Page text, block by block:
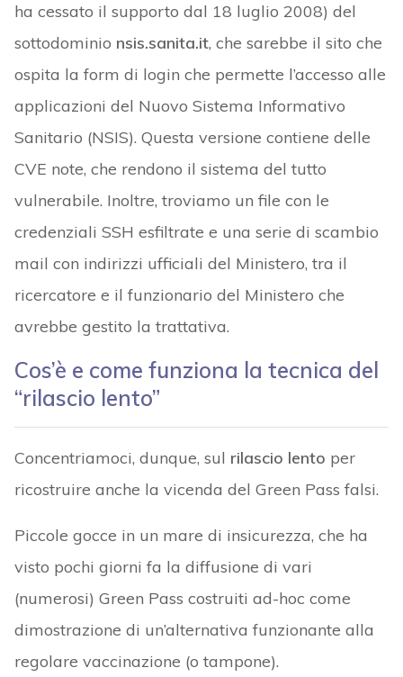
ha cessato il supporto dal 18 luglio 2008) del
sottodominio nsis.sanita.it, che sarebbe il sito che
ospita la form di login che permette l’accesso alle
applicazioni del Nuovo Sistema Informativo
Sanitario (NSIS). Questa versione contiene delle
CVE note, che rendono il sistema del tutto
vulnerabile. Inoltre, troviamo un file con le
credenziali SSH esfiltrate e una serie di scambio
mail con indirizzi ufficiali del Ministero, tra il
ricercatore e il funzionario del Ministero che
avrebbe gestito la trattativa.
Cos’è e come funziona la tecnica del
“rilascio lento”
Concentriamoci, dunque, sul rilascio lento per
ricostruire anche la vicenda del Green Pass falsi.
Piccole gocce in un mare di insicurezza, che ha
visto pochi giorni fa la diffusione di vari
(numerosi) Green Pass costruiti ad-hoc come
dimostrazione di un’alternativa funzionante alla
regolare vaccinazione (o tampone).